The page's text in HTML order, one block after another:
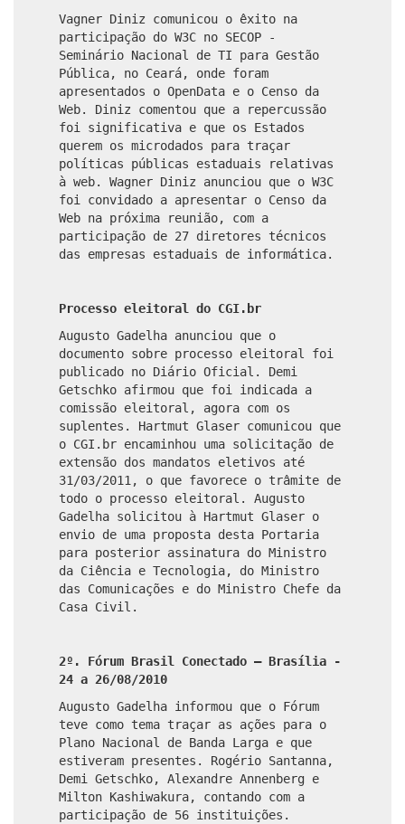
Vagner Diniz comunicou o êxito na
participação do W3C no SECOP -
Seminário Nacional de TI para Gestão
Pública, no Ceará, onde foram
apresentados o OpenData e o Censo da
Web. Diniz comentou que a repercussão
foi significativa e que os Estados
querem os microdados para traçar
políticas públicas estaduais relativas
à web. Wagner Diniz anunciou que o W3C
foi convidado a apresentar o Censo da
Web na próxima reunião, com a
participação de 27 diretores técnicos
das empresas estaduais de informática.
Processo eleitoral do CGI.br
Augusto Gadelha anunciou que o
documento sobre processo eleitoral foi
publicado no Diário Oficial. Demi
Getschko afirmou que foi indicada a
comissão eleitoral, agora com os
suplentes. Hartmut Glaser comunicou que
o CGI.br encaminhou uma solicitação de
extensão dos mandatos eletivos até
31/03/2011, o que favorece o trâmite de
todo o processo eleitoral. Augusto
Gadelha solicitou à Hartmut Glaser o
envio de uma proposta desta Portaria
para posterior assinatura do Ministro
da Ciência e Tecnologia, do Ministro
das Comunicações e do Ministro Chefe da
Casa Civil.
2º. Fórum Brasil Conectado – Brasília -
24 a 26/08/2010
Augusto Gadelha informou que o Fórum
teve como tema traçar as ações para o
Plano Nacional de Banda Larga e que
estiveram presentes. Rogério Santanna,
Demi Getschko, Alexandre Annenberg e
Milton Kashiwakura, contando com a
participação de 56 instituições.